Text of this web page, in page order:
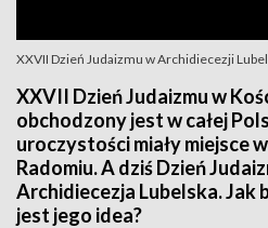
XXVII Dzień Judaizmu w Archidiecezji
XXVII Dzień Judaizmu w
obchodzony jest w całej
uroczystości miały miejsce
Radomiu. A dziś Dzień
Archidiecezja Lubelska. Jak
jest jego idea?